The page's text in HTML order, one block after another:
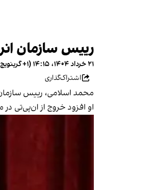
رییس سازمان
۲۱ خرداد ۱۴۰۴، ۱۴:۱۵ (‎+۱ گرینویچ)
اشتراک‌گذاری
محمد اسلامی، رییس
او افزود خروج از